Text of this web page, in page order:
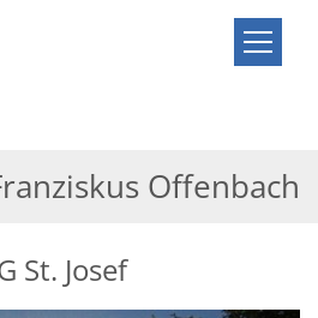
Offenbach
St. Josef